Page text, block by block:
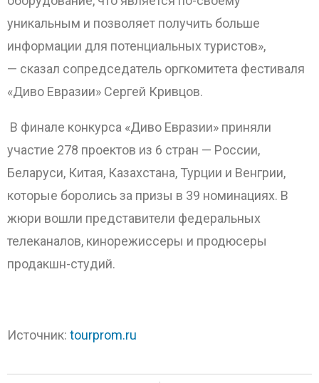
уникальным и позволяет получить больше
информации для потенциальных туристов»,
— сказал сопредседатель оргкомитета фестиваля
«Диво Евразии» Сергей Кривцов.
В финале конкурса «Диво Евразии» приняли
участие 278 проектов из 6 стран — России,
Беларуси, Китая, Казахстана, Турции и Венгрии,
которые боролись за призы в 39 номинациях. В
жюри вошли представители федеральных
телеканалов, кинорежиссеры и продюсеры
продакшн-студий.
Источник: tourprom.ru